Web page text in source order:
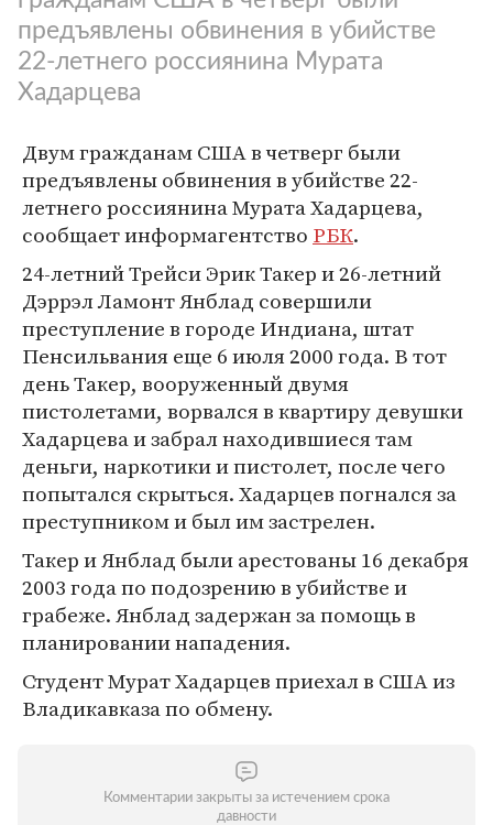
предъявлены обвинения в убийстве
22-летнего россиянина Мурата
Хадарцева
Двум гражданам США в четверг были
предъявлены обвинения в убийстве 22-
летнего россиянина Мурата Хадарцева,
сообщает информагентство РБК.
24-летний Трейси Эрик Такер и 26-летний
Дэррэл Ламонт Янблад совершили
преступление в городе Индиана, штат
Пенсильвания еще 6 июля 2000 года. В тот
день Такер, вооруженный двумя
пистолетами, ворвался в квартиру девушки
Хадарцева и забрал находившиеся там
деньги, наркотики и пистолет, после чего
попытался скрыться. Хадарцев погнался за
преступником и был им застрелен.
Такер и Янблад были арестованы 16 декабря
2003 года по подозрению в убийстве и
грабеже. Янблад задержан за помощь в
планировании нападения.
Студент Мурат Хадарцев приехал в США из
Владикавказа по обмену.
Комментарии закрыты за истечением срока
давности